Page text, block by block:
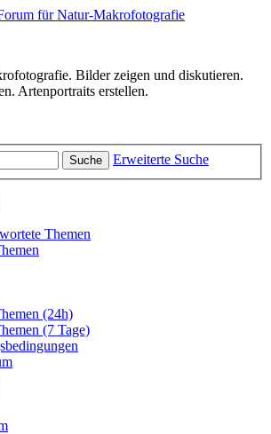
Bilder zeigen und diskutieren.
Artenportraits erstellen.
Suche Erweiterte Suche
Themen
(24h)
(7 Tage)